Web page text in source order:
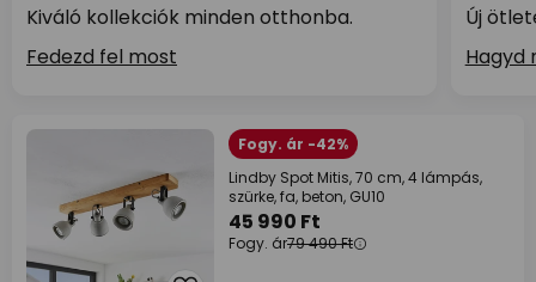
Kiváló kollekciók minden otthonba.
Fedezd fel most
Új
Hagyd
Fogy. ár -42%
Lindby Spot Mitis, 70 cm, 4 lámpás,
szürke, fa, beton, GU10
45 990 Ft
Fogy. ár79 490 Ft